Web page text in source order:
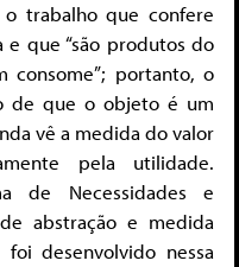
trabalho que confere
e que “são produtos do
consome”; portanto, o
de que o objeto é um
vê a medida do valor
pela utilidade.
de Necessidades e
abstração e medida
desenvolvido nessa